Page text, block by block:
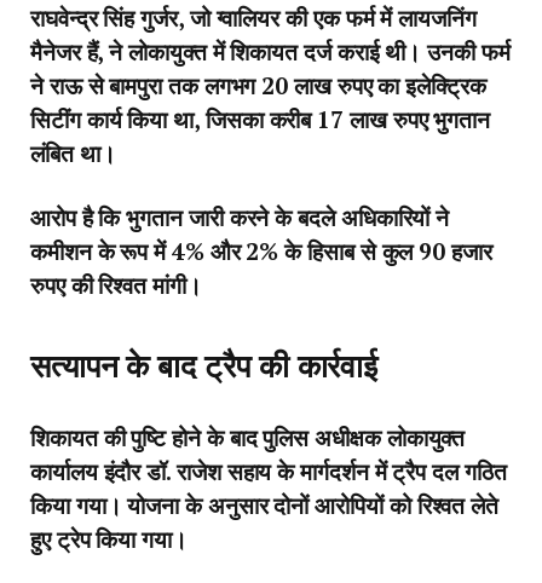
राघवेन्द्र सिंह गुर्जर, जो ग्वालियर की एक फर्म में लायजनिंग
मैनेजर हैं, ने लोकायुक्त में शिकायत दर्ज कराई थी। उनकी फर्म
ने राऊ से बामपुरा तक लगभग 20 लाख रुपए का इलेक्ट्रिक
सिटींग कार्य किया था, जिसका करीब 17 लाख रुपए भुगतान
लंबित था।
आरोप है कि भुगतान जारी करने के बदले अधिकारियों ने
कमीशन के रूप में 4% और 2% के हिसाब से कुल 90 हजार
रुपए की रिश्वत मांगी।
सत्यापन के बाद ट्रैप की कार्रवाई
शिकायत की पुष्टि होने के बाद पुलिस अधीक्षक लोकायुक्त
कार्यालय इंदौर डॉ. राजेश सहाय के मार्गदर्शन में ट्रैप दल गठित
किया गया। योजना के अनुसार दोनों आरोपियों को रिश्वत लेते
हुए ट्रेप किया गया।